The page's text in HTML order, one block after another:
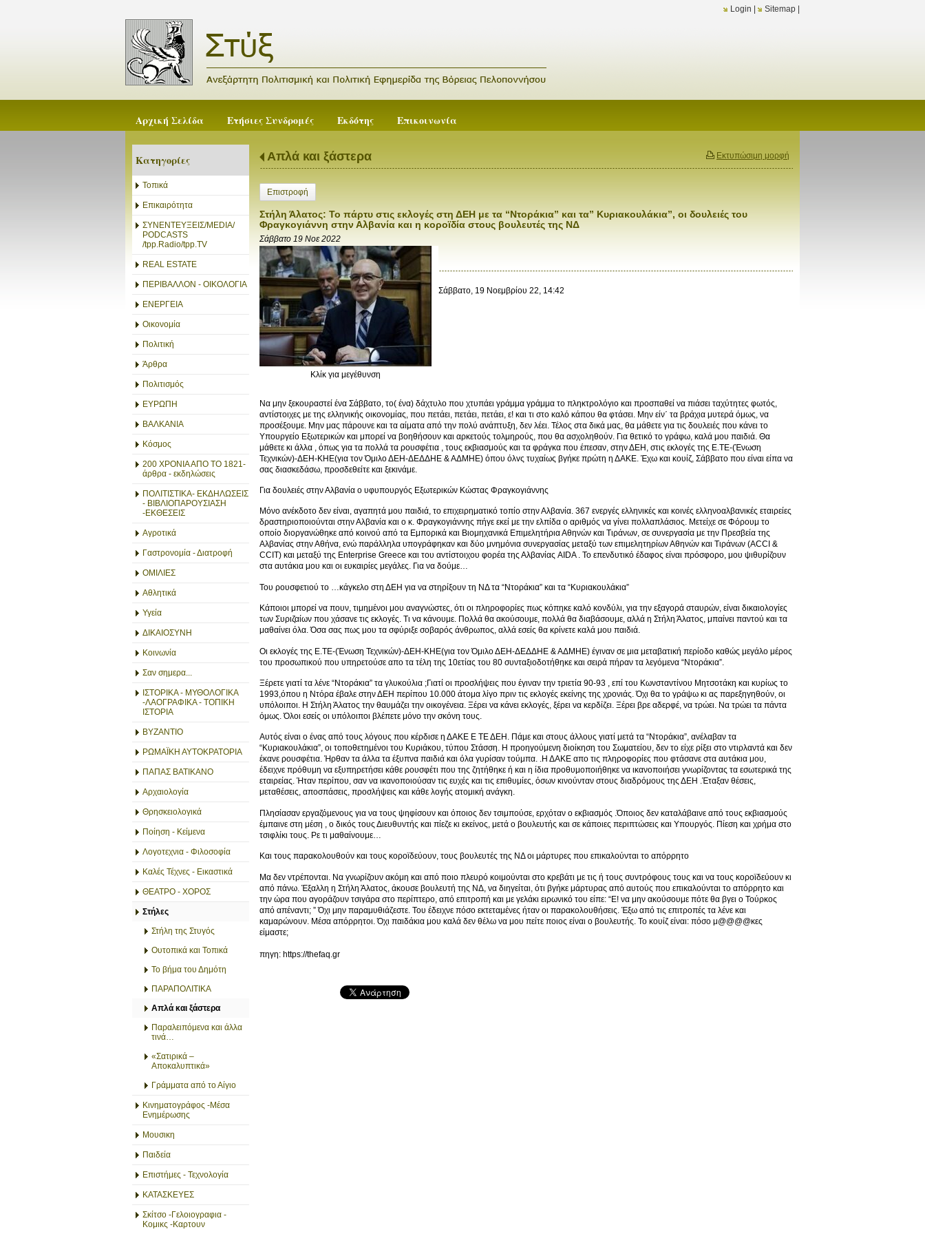
Login Sitemap
Αρχική Σελίδα Ετήσιες Συνδρομές Εκδότης Επικοινωνία
Κατηγορίες
Τοπικά
Επικαιρότητα
ΣΥΝΕΝΤΕΥΞΕΙΣ/MEDIA/
PODCASTS
/tpp.Radio/tpp.TV
REAL ESTATE
ΠΕΡΙΒΑΛΛΟΝ - ΟΙΚΟΛΟΓΙΑ
ΕΝΕΡΓΕΙΑ
Οικονομία
Πολιτική
Άρθρα
Πολιτισμός
ΕΥΡΩΠΗ
ΒΑΛΚΑΝΙΑ
Κόσμος
200 ΧΡΟΝΙΑ ΑΠΟ ΤΟ 1821-
άρθρα - εκδηλώσεις
ΠΟΛΙΤΙΣΤΙΚΑ- ΕΚΔΗΛΩΣΕΙΣ
- ΒΙΒΛΙΟΠΑΡΟΥΣΙΑΣΗ
-ΕΚΘΕΣΕΙΣ
Αγροτικά
Γαστρονομία - Διατροφή
ΟΜΙΛΙΕΣ
Αθλητικά
Υγεία
ΔΙΚΑΙΟΣΥΝΗ
Κοινωνία
Σαν σημερα...
ΙΣΤΟΡΙΚΑ - ΜΥΘΟΛΟΓΙΚΑ
-ΛΑΟΓΡΑΦΙΚΑ - ΤΟΠΙΚΗ
ΙΣΤΟΡΙΑ
ΒΥΖΑΝΤΙΟ
ΡΩΜΑΪΚΗ ΑΥΤΟΚΡΑΤΟΡΙΑ
ΠΑΠΑΣ ΒΑΤΙΚΑΝΟ
Αρχαιολογία
Θρησκειολογικά
Ποίηση - Κείμενα
Λογοτεχνια - Φιλοσοφία
Καλές Τέχνες - Εικαστικά
ΘΕΑΤΡΟ - ΧΟΡΟΣ
Στήλες
Στήλη της Στυγός
Ουτοπικά και Τοπικά
Το βήμα του Δημότη
ΠΑΡΑΠΟΛΙΤΙΚΑ
Απλά και ξάστερα
Παραλειπόμενα και άλλα
τινά…
«Σατιρικά –
Αποκαλυπτικά»
Γράμματα από το Αίγιο
Κινηματογράφος -Μέσα
Ενημέρωσης
Μουσικη
Παιδεία
Επιστήμες - Τεχνολογία
ΚΑΤΑΣΚΕΥΕΣ
Σκίτσο -Γελοιογραφια -
Κομικς -Καρτουν
Εκτυπώσιμη μορφή
Απλά και ξάστερα
Επιστροφή
Στήλη Άλατος: Το πάρτυ στις εκλογές στη ΔΕΗ με τα “Ντοράκια” και τα” Κυριακουλάκια”, οι δουλειές του
Φραγκογιάννη στην Αλβανία και η κοροϊδία στους βουλευτές της ΝΔ
Σάββατο 19 Νοε 2022
Κλίκ για μεγέθυνση
Σάββατο, 19 Νοεμβρίου 22, 14:42
Να μην ξεκουραστεί ένα Σάββατο, το( ένα) δάχτυλο που χτυπάει γράμμα γράμμα το πληκτρολόγιο και προσπαθεί να πιάσει ταχύτητες φωτός,
αντίστοιχες με της ελληνικής οικονομίας, που πετάει, πετάει, πετάει, ε! και τι στο καλό κάπου θα φτάσει. Μην είν΄ τα βράχια μυτερά όμως, να
προσέξουμε. Μην μας πάρουνε και τα αίματα από την πολύ ανάπτυξη, δεν λέει. Τέλος στα δικά μας, θα μάθετε για τις δουλειές που κάνει το
Υπουργείο Εξωτερικών και μπορεί να βοηθήσουν και αρκετούς τολμηρούς, που θα ασχοληθούν. Για θετικό το γράφω, καλά μου παιδιά. Θα
μάθετε κι άλλα , όπως για τα πολλά τα ρουσφέτια , τους εκβιασμούς και τα φράγκα που έπεσαν, στην ΔΕΗ, στις εκλογές της Ε.ΤΕ-(Ένωση
Τεχνικών)-ΔΕΗ-ΚΗΕ(για τον Όμιλο ΔΕΗ-ΔΕΔΔΗΕ & ΑΔΜΗΕ) όπου όλvς τυχαίως βγήκε πρώτη η ΔΑΚΕ. Έχω και κουίζ, Σάββατο που είναι είπα να
σας διασκεδάσω, προσδεθείτε και ξεκινάμε.
Για δουλειές στην Αλβανία ο υφυπουργός Εξωτερικών Κώστας Φραγκογιάννης
Μόνο ανέκδοτο δεν είναι, αγαπητά μου παιδιά, το επιχειρηματικό τοπίο στην Αλβανία. 367 ενεργές ελληνικές και κοινές ελληνοαλβανικές εταιρείες
δραστηριοποιούνται στην Αλβανία και ο κ. Φραγκογιάννης πήγε εκεί με την ελπίδα ο αριθμός να γίνει πολλαπλάσιος. Μετείχε σε Φόρουμ το
οποίο διοργανώθηκε από κοινού από τα Εμπορικά και Βιομηχανικά Επιμελητήρια Αθηνών και Τιράνων, σε συνεργασία με την Πρεσβεία της
Αλβανίας στην Αθήνα, ενώ παράλληλα υπογράφηκαν και δύο μνημόνια συνεργασίας μεταξύ των επιμελητηρίων Αθηνών και Τιράνων (ACCI &
CCIT) και μεταξύ της Enterprise Greece και του αντίστοιχου φορέα της Αλβανίας AIDA . Το επενδυτικό έδαφος είναι πρόσφορο, μου ψιθυρίζουν
στα αυτάκια μου και οι ευκαιρίες μεγάλες. Για να δούμε…
Του ρουσφετιού το …κάγκελο στη ΔΕΗ για να στηρίξουν τη ΝΔ τα “Ντοράκια” και τα “Κυριακουλάκια”
Κάποιοι μπορεί να πουν, τιμημένοι μου αναγνώστες, ότι οι πληροφορίες πως κόπηκε καλό κονδύλι, για την εξαγορά σταυρών, είναι δικαιολογίες
των Συριζαίων που χάσανε τις εκλογές. Τι να κάνουμε. Πολλά θα ακούσουμε, πολλά θα διαβάσουμε, αλλά η Στήλη Άλατος, μπαίνει παντού και τα
μαθαίνει όλα. Όσα σας πως μου τα σφύριξε σοβαρός άνθρωπος, αλλά εσείς θα κρίνετε καλά μου παιδιά.
Οι εκλογές της Ε.ΤΕ-(Ένωση Τεχνικών)-ΔΕΗ-ΚΗΕ(για τον Όμιλο ΔΕΗ-ΔΕΔΔΗΕ & ΑΔΜΗΕ) έγιναν σε μια μεταβατική περίοδο καθώς μεγάλο μέρος
του προσωπικού που υπηρετούσε απο τα τέλη της 10ετίας του 80 συνταξιοδοτήθηκε και σειρά πήραν τα λεγόμενα “Ντοράκια”.
Ξέρετε γιατί τα λένε “Ντοράκια” τα γλυκούλια ;Γιατί οι προσλήψεις που έγιναν την τριετία 90-93 , επί του Κωνσταντίνου Μητσοτάκη και κυρίως το
1993,όπου η Ντόρα έβαλε στην ΔΕΗ περίπου 10.000 άτομα λίγο πριν τις εκλογές εκείνης της χρονιάς. Όχι θα το γράψω κι ας παρεξηγηθούν, οι
υπόλοιποι. Η Στήλη Άλατος την θαυμάζει την οικογένεια. Ξέρει να κάνει εκλογές, ξέρει να κερδίζει. Ξέρει βρε αδερφέ, να τρώει. Να τρώει τα πάντα
όμως. Όλοι εσείς οι υπόλοιποι βλέπετε μόνο την σκόνη τους.
Αυτός είναι ο ένας από τους λόγους που κέρδισε η ΔΑΚΕ Ε ΤΕ ΔΕΗ. Πάμε και στους άλλους γιατί μετά τα “Ντοράκια”, ανέλαβαν τα
“Κυριακουλάκια”, οι τοποθετημένοι του Κυριάκου, τύπου Στάσση. Η προηγούμενη διοίκηση του Σωματείου, δεν το είχε ρίξει στο ντιρλαντά και δεν
έκανε ρουσφέτια. Ήρθαν τα άλλα τα έξυπνα παιδιά και όλα γυρίσαν τούμπα. .Η ΔΑΚΕ απο τις πληροφορίες που φτάσανε στα αυτάκια μου,
έδειχνε πρόθυμη να εξυπηρετήσει κάθε ρουσφέτι που της ζητήθηκε ή και η ίδια προθυμοποιήθηκε να ικανοποιήσει γνωρίζοντας τα εσωτερικά της
εταιρείας. Ήταν περίπου, σαν να ικανοποιούσαν τις ευχές και τις επιθυμίες, όσων κινούνταν στους διαδρόμους της ΔΕΗ .Έταξαν θέσεις,
μεταθέσεις, αποσπάσεις, προσλήψεις και κάθε λογής ατομική ανάγκη.
Πλησίασαν εργαζόμενους για να τους ψηφίσουν και όποιος δεν τσιμπούσε, ερχόταν ο εκβιασμός .Όποιος δεν καταλάβαινε από τους εκβιασμούς
έμπαινε στη μέση , ο δικός τους Διευθυντής και πίεζε κι εκείνος, μετά ο βουλευτής και σε κάποιες περιπτώσεις και Υπουργός. Πίεση και χρήμα στο
τσιφλίκι τους. Ρε τι μαθαίνουμε…
Και τους παρακολουθούν και τους κοροϊδεύουν, τους βουλευτές της ΝΔ οι μάρτυρες που επικαλούνται το απόρρητο
Μα δεν ντρέπονται. Να γνωρίζουν ακόμη και από ποιο πλευρό κοιμούνται στο κρεβάτι με τις ή τους συντρόφους τους και να τους κοροϊδεύουν κι
από πάνω. Έξαλλη η Στήλη Άλατος, άκουσε βουλευτή της ΝΔ, να διηγείται, ότι βγήκε μάρτυρας από αυτούς που επικαλούνται το απόρρητο και
την ώρα που αγοράζουν τσιγάρα στο περίπτερο, από επιτροπή και με γελάκι ειρωνικό του είπε: “Ε! να μην ακούσουμε πότε θα βγει ο Τούρκος
από απέναντι; ” Όχι μην παραμυθιάζεστε. Του έδειχνε πόσο εκτεταμένες ήταν οι παρακολουθήσεις. Έξω από τις επιτροπές τα λένε και
καμαρώνουν. Μέσα απόρρητοι. Όχι παιδάκια μου καλά δεν θέλω να μου πείτε ποιος είναι ο βουλευτής. Το κουίζ είναι: πόσο μ@@@@κες
είμαστε;
πηγη: https://thefaq.gr